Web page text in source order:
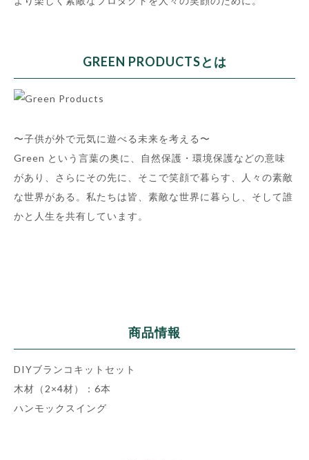
GREEN PRODUCTSとは
〜子供が外で元気に遊べる未来を考える〜
Green という言葉の奥に、自然保護・環境保護などの意味
があり、さらにその先に、そこで笑顔で暮らす、人々の素敵
な世界がある。私たちは皆、素敵な世界に暮らし、そして誰
かと人生を共有しています。
商品情報
DIYブランコキットセット
木材（2×4材）：6本
ハンモックスイング